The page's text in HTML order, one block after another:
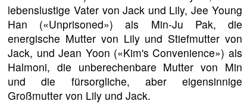
lebenslustige Vater von Jack und Lily, Jee Young
Han («Unprisoned») als Min-Ju Pak, die
energische Mutter von Lily und Stiefmutter von
Jack, und Jean Yoon («Kim's Convenience») als
Halmoni, die unberechenbare Mutter von Min
und die fürsorgliche, aber eigensinnige
Großmutter von Lily und Jack.